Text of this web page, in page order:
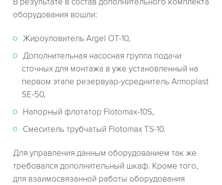
В результате в состав дополнительного комплекта
оборудования вошли:
Жироуловитель Argel OT-10,
Дополнительная насосная группа подачи
сточных для монтажа в уже установленный на
первом этапе резервуар-усреднитель Armoplast
SE-50,
Напорный флотатор Flotomax-10S,
Смеситель трубчатый Flotomax TS-10.
Для управления данным оборудованием так же
требовался дополнительный шкаф. Кроме того,
для взаимосвязанной работы оборудования